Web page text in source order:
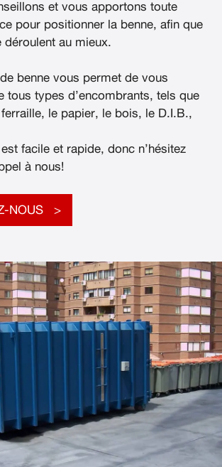
et vous apportons toute
pour positionner la benne, afin que
déroulent au mieux.
benne vous permet de vous
tous types d’encombrants, tels que
le papier, le bois, le D.I.B.,
facile et rapide, donc n’hésitez
à nous!
NOUS